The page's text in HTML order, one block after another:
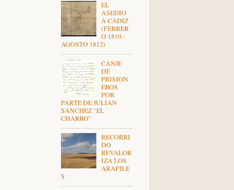
EL
ASEDIO
A CÁDIZ
(FEBRER
O 1810 -
AGOSTO 1812)
CANJE
DE
PRISION
EROS
POR
PARTE DE JULIÁN
SÁNCHEZ "EL
CHARRO"
RECORRI
DO
REVALOR
IZA LOS
ARAPILE
S